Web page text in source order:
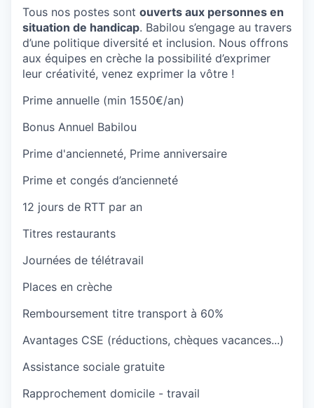
Tous nos postes sont ouverts aux personnes en
situation de handicap. Babilou s’engage au travers
d’une politique diversité et inclusion. Nous offrons
aux équipes en crèche la possibilité d’exprimer
leur créativité, venez exprimer la vôtre !
Prime annuelle (min 1550€/an)
Bonus Annuel Babilou
Prime d'ancienneté, Prime anniversaire
Prime et congés d’ancienneté
12 jours de RTT par an
Titres restaurants
Journées de télétravail
Places en crèche
Remboursement titre transport à 60%
Avantages CSE (réductions, chèques vacances...)
Assistance sociale gratuite
Rapprochement domicile - travail